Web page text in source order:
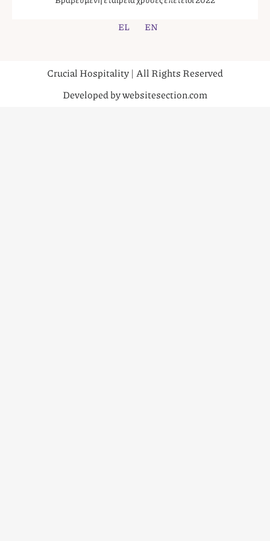
EL EN
Crucial Hospitality | All Rights Reserved
Developed by websitesection.com